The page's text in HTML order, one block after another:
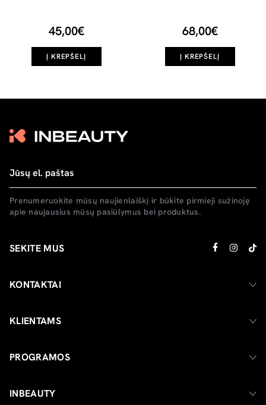
45,00€
Į KREPŠELĮ
68,00€
Į KREPŠELĮ
Prenumeruokite mūsų naujienlaiškį ir būkite pirmieji sužinoję
apie naujausius mūsų pasiūlymus bei produktus.
SEKITE MUS
KONTAKTAI
KLIENTAMS
PROGRAMOS
INBEAUTY